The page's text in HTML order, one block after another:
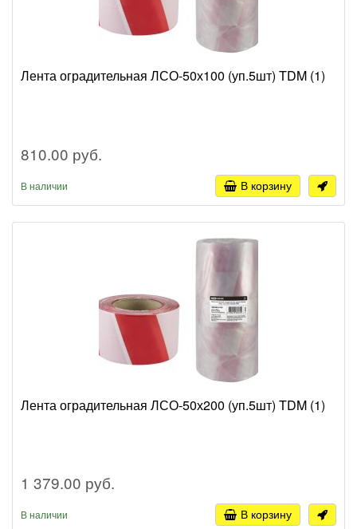
Лента оградительная ЛСО-50х100 (уп.5шт) TDM (1)
810.00 руб.
В наличии В корзину
Лента оградительная ЛСО-50х200 (уп.5шт) TDM (1)
1 379.00 руб.
В наличии В корзину